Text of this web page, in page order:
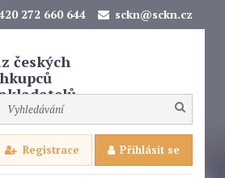
272 660 644 sckn@sckn.cz
českých
Registrace Přihlásit se